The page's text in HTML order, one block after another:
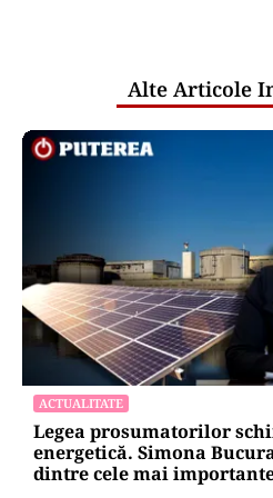
Alte Articole
ACTUALITATE
Legea prosumatorilor
energetică. Simona
dintre cele mai